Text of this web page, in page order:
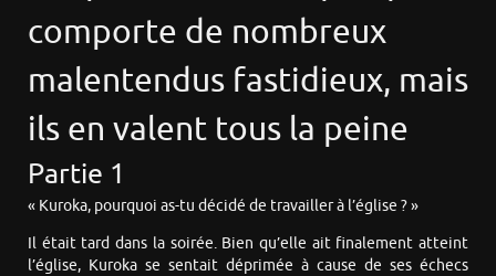
comporte de nombreux
malentendus fastidieux, mais
ils en valent tous la peine
Partie 1
« Kuroka, pourquoi as-tu décidé de travailler à l’église ? »
Il était tard dans la soirée. Bien qu’elle ait finalement atteint
l’église, Kuroka se sentait déprimée à cause de ses échecs